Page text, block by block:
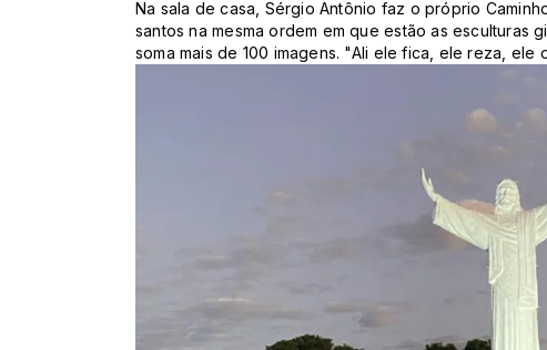
Na sala de casa, Sérgio Antônio faz o próprio
santos na mesma ordem em que estão as esculturas
soma mais de 100 imagens. "Ali ele fica, ele reza, ele